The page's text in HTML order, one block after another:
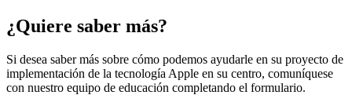
¿Quiere saber más?
Si desea saber más sobre cómo podemos ayudarle en su proyecto de
implementación de la tecnología Apple en su centro, comuníquese
con nuestro equipo de educación completando el formulario.